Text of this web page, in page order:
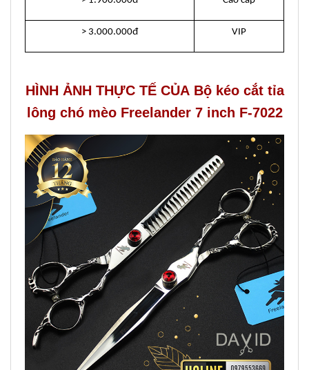
> 3.000.000đ VIP
HÌNH ẢNH THỰC TẾ CỦA Bộ kéo cắt tỉa
lông chó mèo Freelander 7 inch F-7022